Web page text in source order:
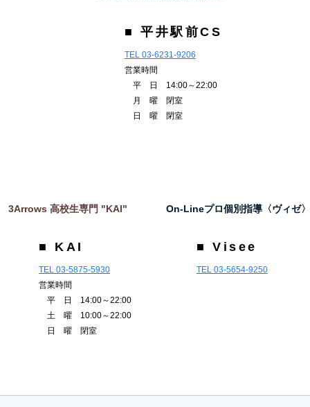
■ 平井駅前CS
TEL 03-6231-9206
営業時間
平 日 14:00～22:00
月 曜 閉室
日 曜 閉室
3Arrows 高校生専門 "KAI"
■ KAI
TEL 03-5875-5930
営業時間
平 日 14:00～22:00
土 曜 10:00～22:00
日 曜 閉室
On-Lineプロ個別指導〈ヴィゼ〉
■ Visee
TEL 03-5654-9250